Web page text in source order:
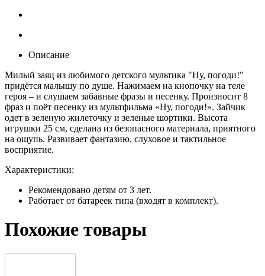
Описание
Милый заяц из любимого детского мультика "Ну, погоди!"
придётся малышу по душе. Нажимаем на кнопочку на теле
героя – и слушаем забавные фразы и песенку. Произносит 8
фраз и поёт песенку из мультфильма «Ну, погоди!». Зайчик
одет в зеленую жилеточку и зеленые шортики. Высота
игрушки 25 см, сделана из безопасного материала, приятного
на ощупь. Развивает фантазию, слуховое и тактильное
восприятие.
Характеристики:
Рекомендовано детям от 3 лет.
Работает от батареек типа (входят в комплект).
Похожие товары